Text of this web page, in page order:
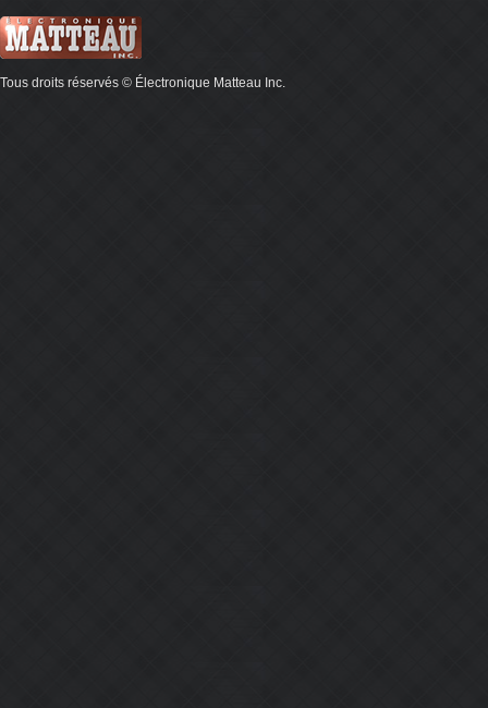
Tous droits réservés © Électronique Matteau Inc.